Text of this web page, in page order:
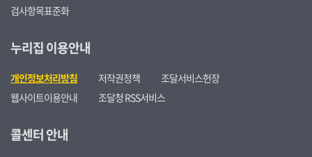
검사항목표준화
누리집 이용안내
개인정보처리방침 저작권정책
조달서비스헌장
웹사이트이용안내
조달청 RSS서비스
콜센터 안내